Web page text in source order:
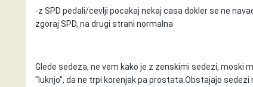
-z SPD pedali/cevlji pocakaj nekaj casa dokler se ne
zgoraj SPD, na drugi strani normalna
Glede sedeza, ne vem kako je z zenskimi sedezi, moski
"luknjo", da ne trpi korenjak pa prostata.Obstajajo